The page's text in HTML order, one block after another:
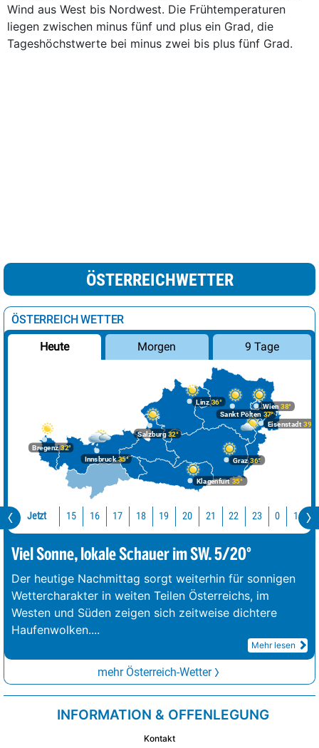
Wind aus West bis Nordwest. Die Frühtemperaturen
liegen zwischen minus fünf und plus ein Grad, die
Tageshöchstwerte bei minus zwei bis plus fünf Grad.
ÖSTERREICHWETTER
ÖSTERREICH WETTER
Heute Morgen 9 Tage
Bregenz32°
Graz36°
Innsbruck35°
Klagenfurt 35°
Linz36°
Salzburg32°
Wien 38°
Eisenstadt 39°
Sankt Pölten 37°
Jetzt 15 16 17 18 19 20 21 22 23 0 1
Viel Sonne, lokale Schauer im SW. 5/20°
Der heutige Nachmittag sorgt weiterhin für sonnigen
Wettercharakter in weiten Teilen Österreichs, im
Westen und Süden zeigen sich zeitweise dichtere
Haufenwolken....
Mehr lesen
mehr Österreich-Wetter
INFORMATION & OFFENLEGUNG
Kontakt